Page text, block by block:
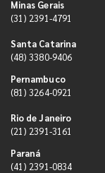
Minas Gerais
(31) 2391-4791
Santa Catarina
(48) 3380-9406
Pernambuco
(81) 3264-0921
Rio de Janeiro
(21) 2391-3161
Paraná
(41) 2391-0834